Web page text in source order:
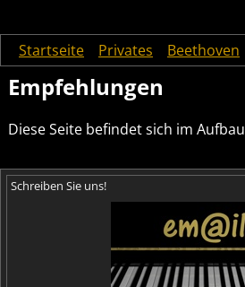
Startseite Privates Beethoven
Empfehlungen
Diese Seite befindet sich im Aufbau
Schreiben Sie uns!